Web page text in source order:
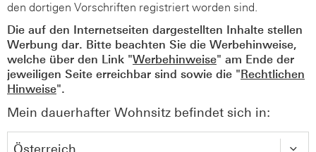
den dortigen Vorschriften registriert worden sind.
Die auf den Internetseiten dargestellten Inhalte stellen
Werbung dar. Bitte beachten Sie die Werbehinweise,
welche über den Link "Werbehinweise" am Ende der
jeweiligen Seite erreichbar sind sowie die "Rechtlichen
Hinweise".
Mein dauerhafter Wohnsitz befindet sich in: